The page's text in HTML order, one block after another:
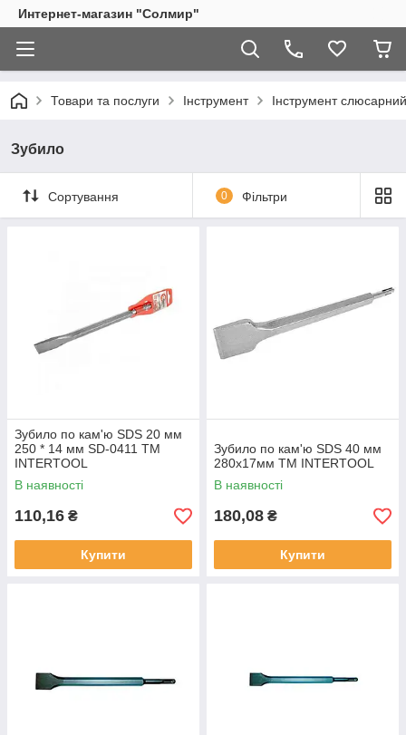
Интернет-магазин "Солмир"
Товари та послуги Інструмент Інструмент слюсарний
Зубило
Сортування 0 Фільтри
Зубило по кам'ю SDS 20 мм
250 * 14 мм SD-0411 ТМ
INTERTOOL
В наявності
110,16 ₴
Купити
Зубило по кам'ю SDS 40 мм
280x17мм ТМ INTERTOOL
В наявності
180,08 ₴
Купити